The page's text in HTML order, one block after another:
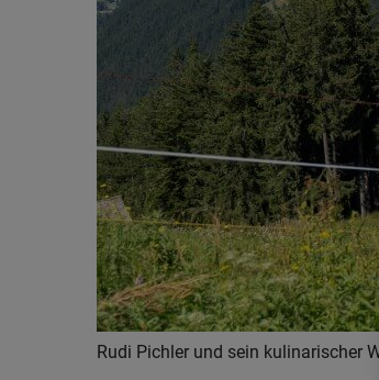
Rudi Pichler und sein kulinarischer